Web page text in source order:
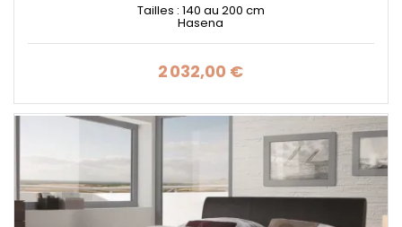
Tailles : 140 au 200 cm
Hasena
Prix
2 032,00 €